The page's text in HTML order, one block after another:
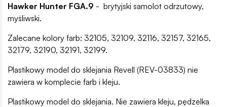
Hawker Hunter FGA.9 - brytyjski samolot odrzutowy,
myśliwski.
Zalecane kolory farb: 32105, 32109, 32116, 32157, 32165,
32179, 32190, 32191, 32199.
Plastikowy model do sklejania Revell (REV-03833) nie
zawiera w komplecie farb i kleju.
Plastikowy model do sklejania. Nie zawiera kleju, pędzelka